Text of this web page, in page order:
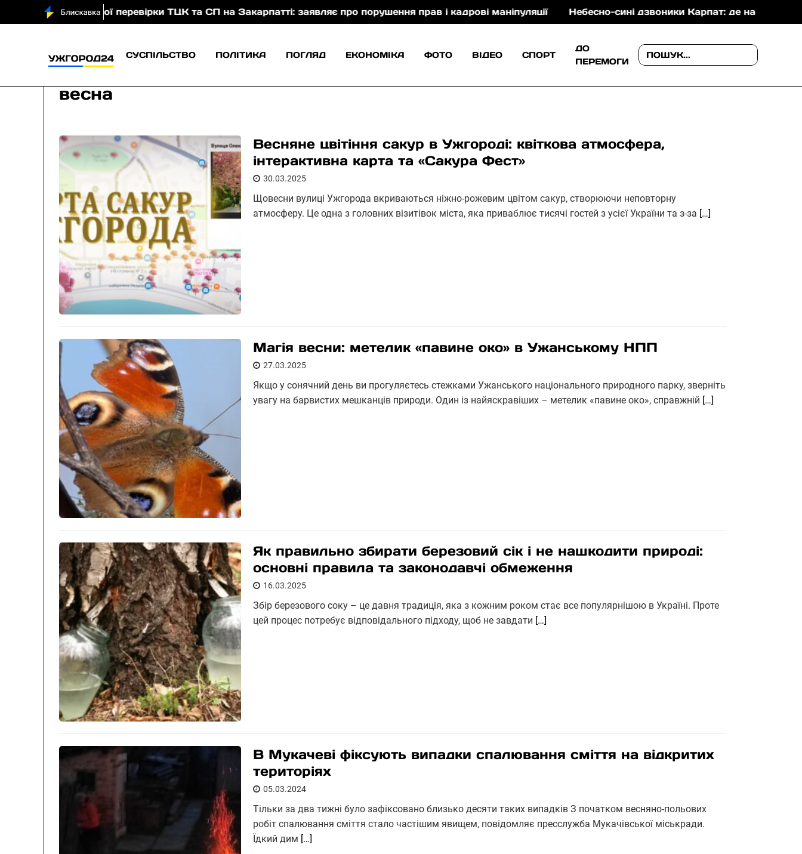
перевірки ТЦК та СП на Закарпатті: заявляє про порушення прав і кадрові маніпуляції Небесно-сині дзвоники Карпат: де на Закарпатті можна
СУСПІЛЬСТВО ПОЛІТИКА ПОГЛЯД ЕКОНОМІКА ФОТО ВІДЕО СПОРТ
ДО
ПЕРЕМОГИ
весна
Весняне цвітіння сакур в Ужгороді: квіткова атмосфера,
інтерактивна карта та «Сакура Фест»
30.03.2025
Щовесни вулиці Ужгорода вкриваються ніжно-рожевим цвітом сакур, створюючи неповторну
атмосферу. Це одна з головних візитівок міста, яка приваблює тисячі гостей з усієї України та з-за […]
Магія весни: метелик «павине око» в Ужанському НПП
27.03.2025
Якщо у сонячний день ви прогуляєтесь стежками Ужанського національного природного парку, зверніть
увагу на барвистих мешканців природи. Один із найяскравіших – метелик «павине око», справжній […]
Як правильно збирати березовий сік і не нашкодити природі:
основні правила та законодавчі обмеження
16.03.2025
Збір березового соку – це давня традиція, яка з кожним роком стає все популярнішою в Україні. Проте
цей процес потребує відповідального підходу, щоб не завдати […]
В Мукачеві фіксують випадки спалювання сміття на відкритих
територіях
05.03.2024
Тільки за два тижні було зафіксовано близько десяти таких випадків З початком весняно-польових
робіт спалювання сміття стало частішим явищем, повідомляє пресслужба Мукачівської міськради.
Їдкий дим […]